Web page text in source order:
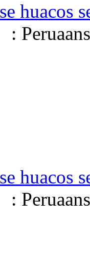
huacos
huacos